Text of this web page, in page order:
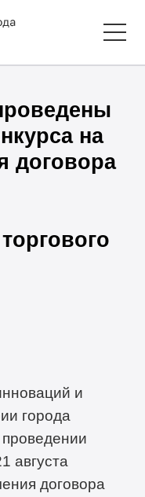
на
договора
и
города
августа
договора